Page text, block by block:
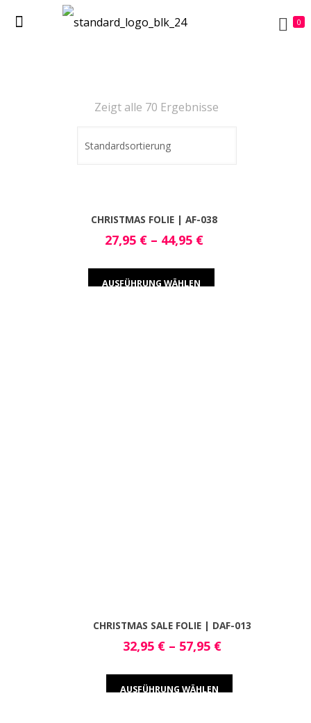
0
Zeigt alle 70 Ergebnisse
CHRISTMAS FOLIE | AF-038
27,95 €– 44,95 €
AUSFÜHRUNG WÄHLEN
CHRISTMAS SALE FOLIE | DAF-013
32,95 €– 57,95 €
AUSFÜHRUNG WÄHLEN